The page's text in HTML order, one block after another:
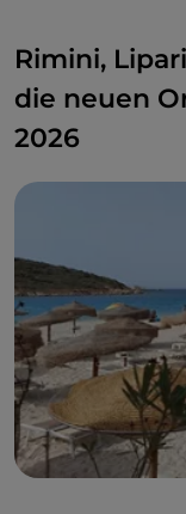
Rimini,
die neuen
2026